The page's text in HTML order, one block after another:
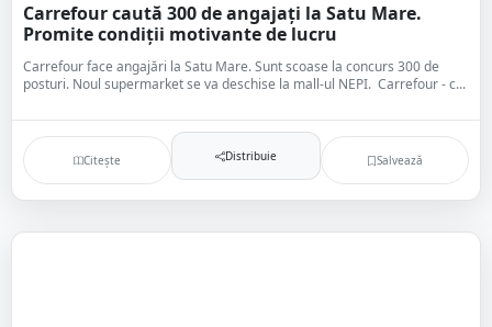
Carrefour caută 300 de angajați la Satu Mare.
Promite condiții motivante de lucru
Carrefour face angajări la Satu Mare. Sunt scoase la concurs 300 de
posturi. Noul supermarket se va deschise la mall-ul NEPI. Carrefour - c...
Citește Distribuie Salvează